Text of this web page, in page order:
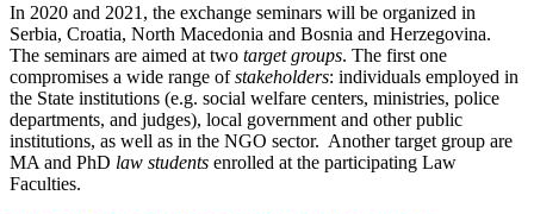
In 2020 and 2021, the exchange seminars will be organized in
Serbia, Croatia, North Macedonia and Bosnia and Herzegovina.
The seminars are aimed at two target groups. The first one
compromises a wide range ofstakeholders: individuals employed in
the State institutions (e.g. social welfare centers, ministries, police
departments, and judges), local government and other public
institutions, as well as in the NGO sector. Another target group are
MA and PhD law students enrolled at the participating Law
Faculties.